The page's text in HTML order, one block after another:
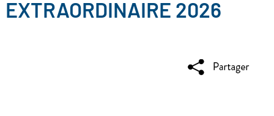
EXTRAORDINAIRE 2026